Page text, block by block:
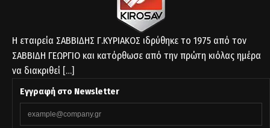
Η εταιρεία ΣΑΒΒΙΔΗΣ Γ.ΚΥΡΙΑΚΟΣ ιδρύθηκε το 1975 από τον
ΣΑΒΒΙΔΗ ΓΕΩΡΓΙΟ και κατόρθωσε από την πρώτη κιόλας ημέρα
να διακριθεί […]
Εγγραφή στο Newsletter